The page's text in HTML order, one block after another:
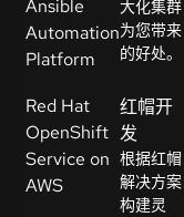
始
试
联
系
人
选
Ansible
Automation
Platform
Red Hat
OpenShift
Service on
AWS
大化集群
为您带来
的好处。
红帽开
发
根据红帽
解决方案
构建灵